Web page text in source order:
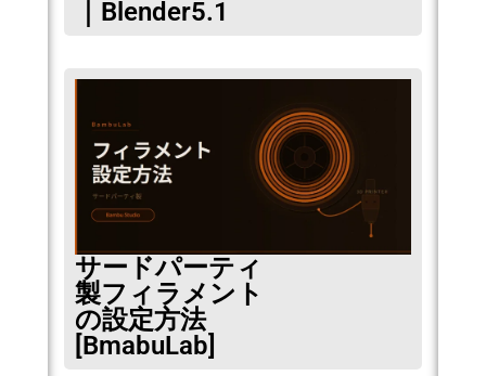
｜Blender5.1
サードパーティ
製フィラメント
の設定方法
[BmabuLab]